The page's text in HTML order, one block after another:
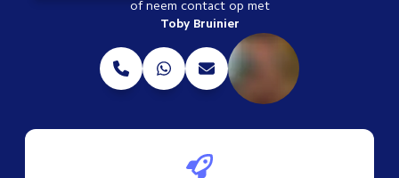
of neem contact op met
Toby Bruinier